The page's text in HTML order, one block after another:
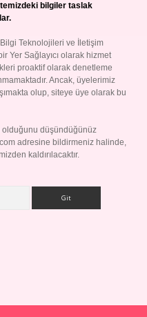
bilgiler taslak
Teknolojileri ve İletişim
Yer Sağlayıcı olarak hizmet
proaktif olarak denetleme
Ancak, üyelerimiz
olup, siteye üye olarak bu
olduğunu düşündüğünüz
adresine bildirmeniz halinde,
kaldırılacaktır.